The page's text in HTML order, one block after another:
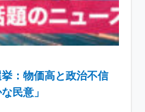
：物価高と政治不信
民意」